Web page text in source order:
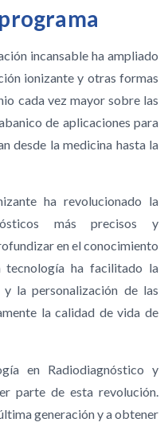
incansable ha ampliado
ionizante y otras formas
cada vez mayor sobre las
de aplicaciones para
desde la medicina hasta la
ha revolucionado la
más precisos y
en el conocimiento
tecnología ha facilitado la
la personalización de las
la calidad de vida de
en Radiodiagnóstico y
parte de esta revolución.
generación y a obtener